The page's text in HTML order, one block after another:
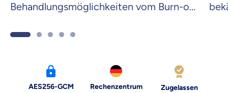
Behandlungsmöglichkeiten vom Burn-on
Unterstützung finden kannst. Erfahre
Thema und lerne, wie du deine
Gesundheit langfristig schützen kannst.
AES256-GCM Rechenzentrum Zugelassen